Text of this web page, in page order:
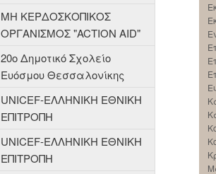
ΜΗ ΚΕΡΔΟΣΚΟΠΙΚΟΣ
ΟΡΓΑΝΙΣΜΟΣ "ACTION AID"
20ο Δημοτικό Σχολείο
Ευόσμου Θεσσαλονίκης
UNICEF-ΕΛΛΗΝΙΚΗ ΕΘΝΙΚΗ
ΕΠΙΤΡΟΠΗ
UNICEF-EΛΛΗΝΙΚΗ ΕΘΝΙΚΗ
ΕΠΙΤΡΟΠΗ